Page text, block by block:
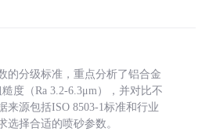
的分级标准，重点分析了铝合金
度（Ra 3.2-6.3μm），并对比不
来源包括ISO 8503-1标准和行业
选择合适的喷砂参数。